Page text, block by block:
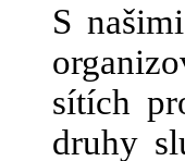
S
sítích
druhy